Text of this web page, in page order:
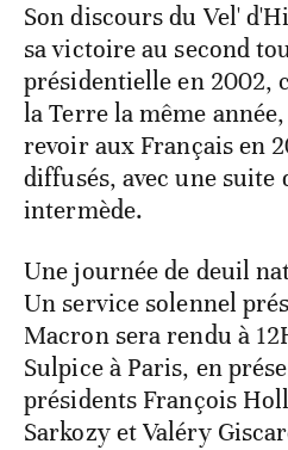
Son discours du Vel'
sa victoire au second
présidentielle en 2002,
la Terre la même
revoir aux Français en
diffusés, avec une suite
intermède.
Une journée de deuil
Un service solennel
Macron sera rendu à
Sulpice à Paris, en
présidents François
Sarkozy et Valéry